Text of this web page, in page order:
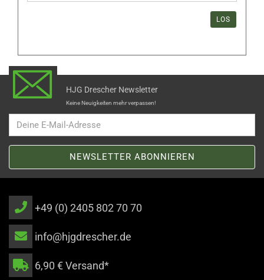
LOS
HJG Drescher Newsletter
Keine Neuigkeiten mehr verpassen!
+49 (0) 2405 802 70 70
info@hjgdrescher.de
6,90 € Versand*